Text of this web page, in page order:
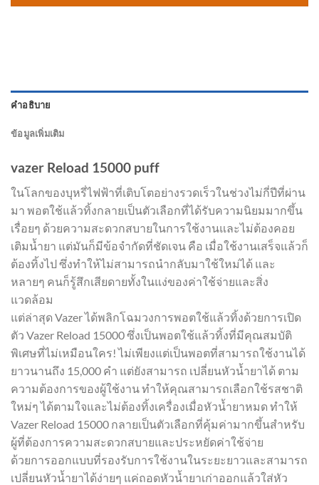
คำอธิบาย
ข้อมูลเพิ่มเติม
vazer Reload 15000 puff
ในโลกของบุหรี่ไฟฟ้าที่เติบโตอย่างรวดเร็วในช่วงไม่กี่ปีที่ผ่าน
มา พอตใช้แล้วทิ้งกลายเป็นตัวเลือกที่ได้รับความนิยมมากขึ้น
เรื่อยๆ ด้วยความสะดวกสบายในการใช้งานและไม่ต้องคอย
เติมน้ำยา แต่มันก็มีข้อจำกัดที่ชัดเจน คือ เมื่อใช้งานเสร็จแล้วก็
ต้องทิ้งไป ซึ่งทำให้ไม่สามารถนำกลับมาใช้ใหม่ได้ และ
หลายๆ คนก็รู้สึกเสียดายทั้งในแง่ของค่าใช้จ่ายและสิ่ง
แวดล้อม
แต่ล่าสุด Vazer ได้พลิกโฉมวงการพอตใช้แล้วทิ้งด้วยการเปิด
ตัว Vazer Reload 15000 ซึ่งเป็นพอตใช้แล้วทิ้งที่มีคุณสมบัติ
พิเศษที่ไม่เหมือนใคร! ไม่เพียงแต่เป็นพอตที่สามารถใช้งานได้
ยาวนานถึง 15,000 คำ แต่ยังสามารถ เปลี่ยนหัวน้ำยาได้ ตาม
ความต้องการของผู้ใช้งาน ทำให้คุณสามารถเลือกใช้รสชาติ
ใหม่ๆ ได้ตามใจและไม่ต้องทิ้งเครื่องเมื่อหัวน้ำยาหมด ทำให้
Vazer Reload 15000 กลายเป็นตัวเลือกที่คุ้มค่ามากขึ้นสำหรับ
ผู้ที่ต้องการความสะดวกสบายและประหยัดค่าใช้จ่าย
ด้วยการออกแบบที่รองรับการใช้งานในระยะยาวและสามารถ
เปลี่ยนหัวน้ำยาได้ง่ายๆ แค่ถอดหัวน้ำยาเก่าออกแล้วใส่หัว